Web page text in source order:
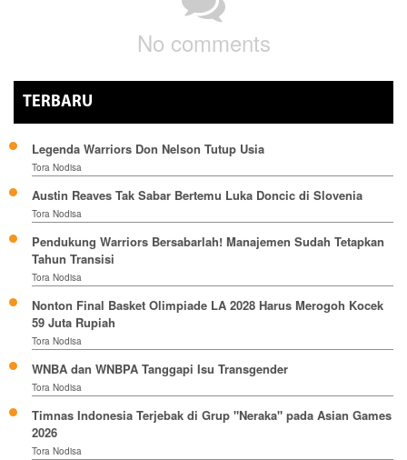
No comments
TERBARU
Legenda Warriors Don Nelson Tutup Usia
Tora Nodisa
Austin Reaves Tak Sabar Bertemu Luka Doncic di Slovenia
Tora Nodisa
Pendukung Warriors Bersabarlah! Manajemen Sudah Tetapkan
Tahun Transisi
Tora Nodisa
Nonton Final Basket Olimpiade LA 2028 Harus Merogoh Kocek
59 Juta Rupiah
Tora Nodisa
WNBA dan WNBPA Tanggapi Isu Transgender
Tora Nodisa
Timnas Indonesia Terjebak di Grup "Neraka" pada Asian Games
2026
Tora Nodisa